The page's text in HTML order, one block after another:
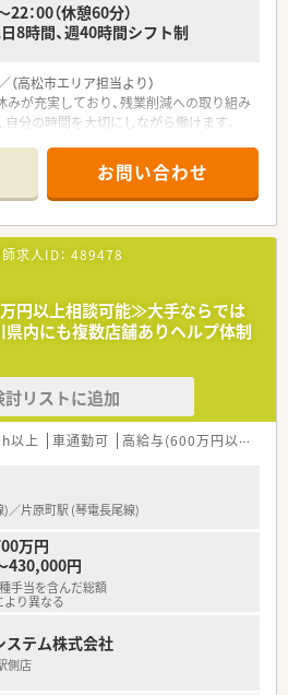
：00（休憩60分）
8時間、週40時間シフト制
高松市エリア担当より）
が充実しており、残業削減への取り組み
分の時間を大切にしながら働けます。
ついて】
の場所に位置する、白い外壁に水色の大
でおしゃれなデザインの薬局です。
り内科をはじめとする多彩な総合科目に
100枚程度の処方箋を応需しています。
7名在籍しており、総合門前としてお薬
び高めるには最適な職場環境です。
像について】
の強化に伴う定期採用を行っており、組
る新たな仲間を募集しています。
制を導入しているため、売上や数字に関心
当に評価されたい方に最適です。
しながら自発的に行動できる方や、在宅
にチャレンジしたい方を歓迎します。
て医療モールを開発し、現在は直営で
開している大手調剤薬局チェーンです。
献する」を掲げ、未病や予防対策の健康
自社ブランド開発も行っています。
増収増益を達成しており、自己資本比率
いう抜群の経営基盤を誇ります。
薬局において、高度な調剤、正確な監
に寄り添った服薬指導を行います。
お問い合わせ
求人ID： 489478
万円以上相談可能≫大手ならでは
内にも複数店舗ありヘルプ体制
討リストに追加
以上 車通勤可 高給与(600万円以上)
／片原町駅 (琴電長尾線)
万円
430,000円
手当を含んだ総額
り異なる
ステム株式会社
側店